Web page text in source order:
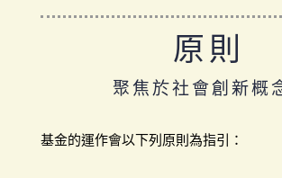
原則
聚焦於社會創新概
基金的運作會以下列原則為指引：